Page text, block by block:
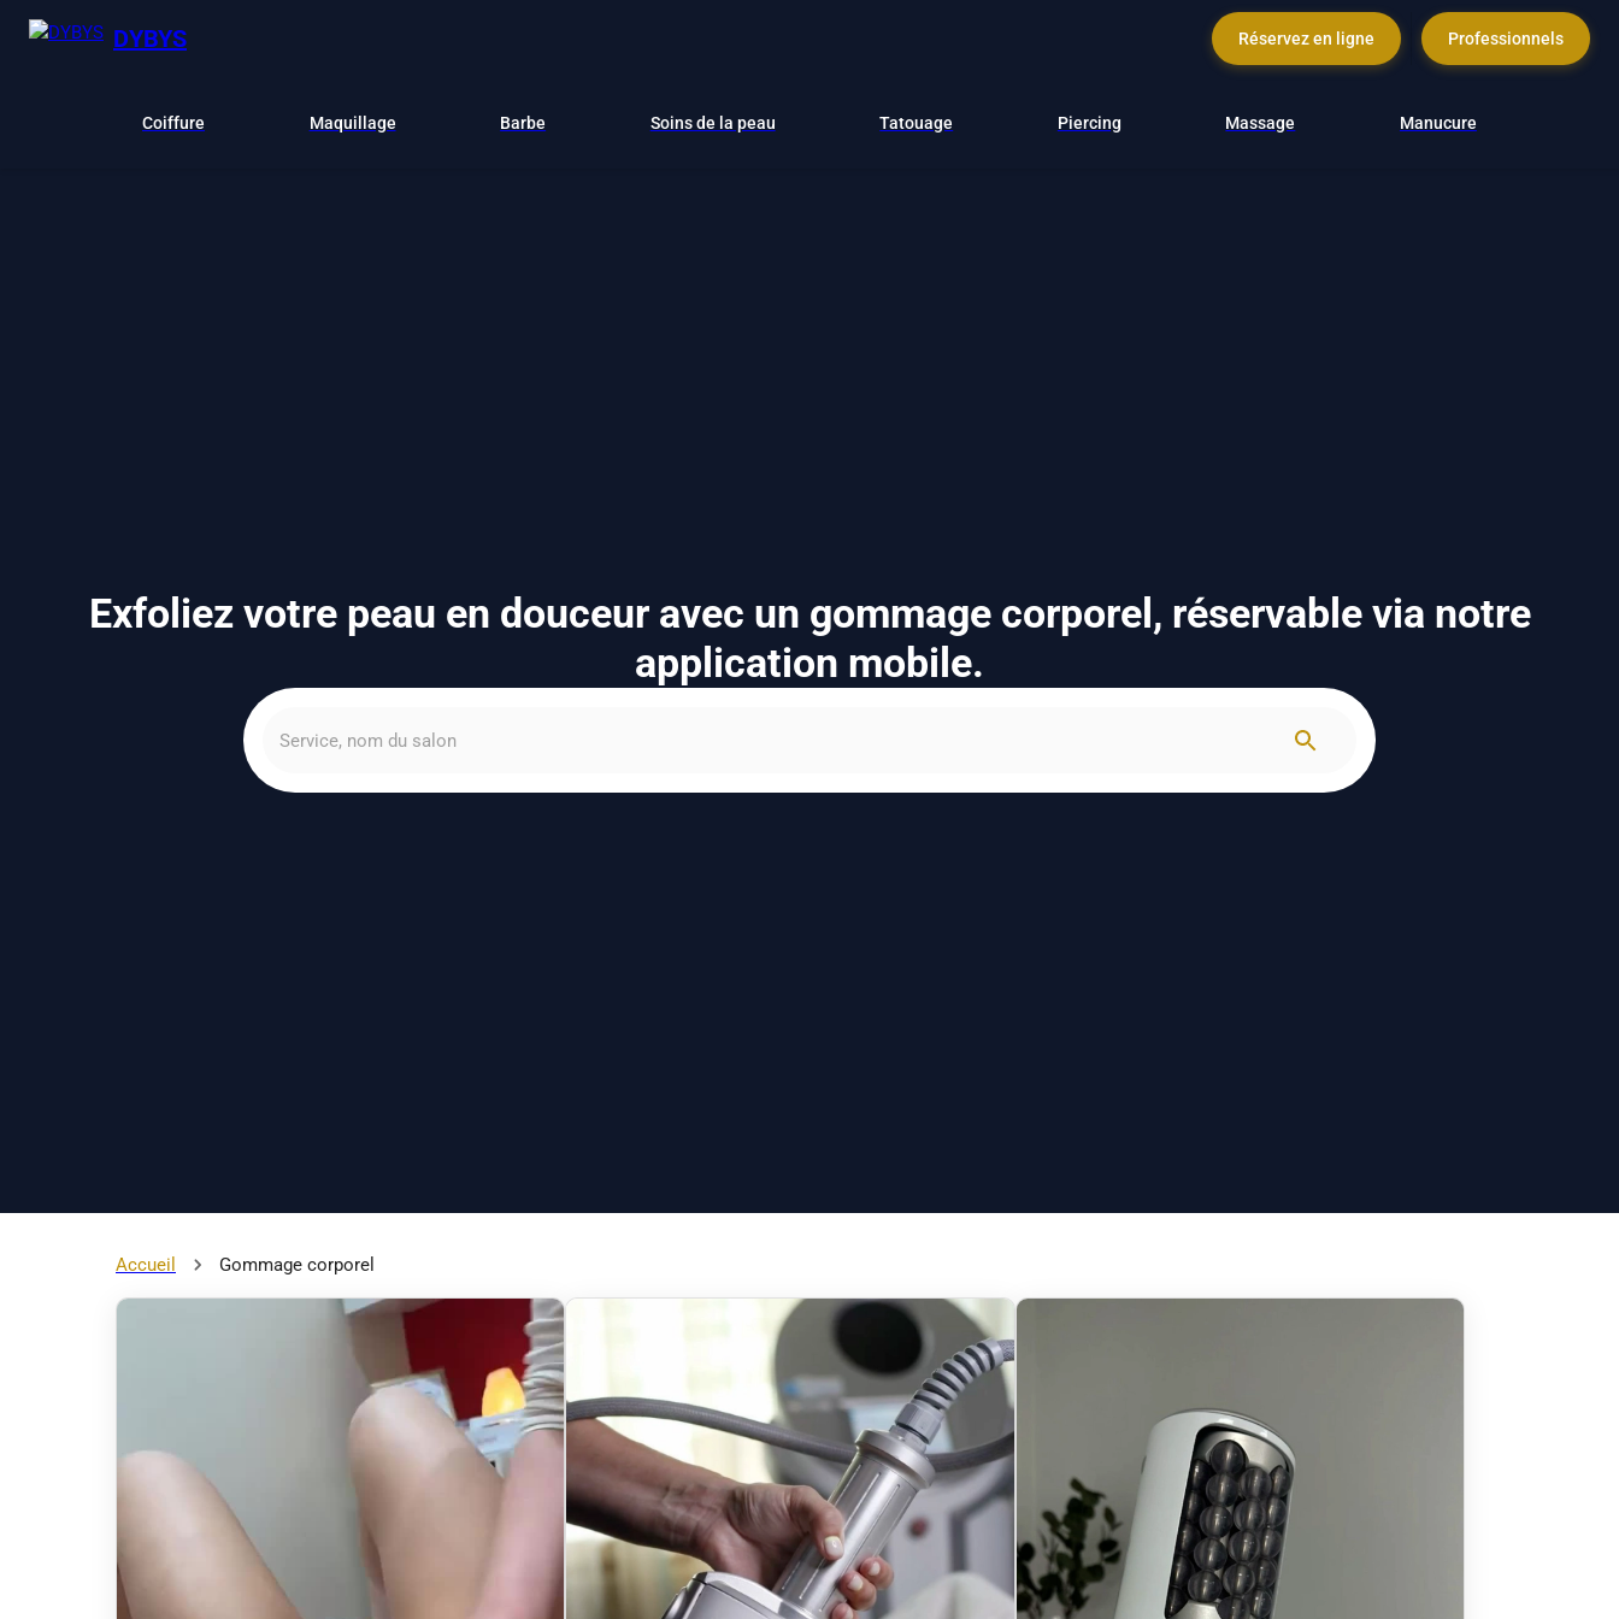
DYBYS Réservez en ligne Professionnels
Coiffure Maquillage Barbe Soins de la peau Tatouage Piercing Massage Manucure
Exfoliez votre peau en douceur avec un gommage corporel, réservable via notre
application mobile.
Accueil Gommage corporel